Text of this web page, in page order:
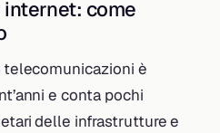
come
è
e conta pochi
delle infrastrutture e